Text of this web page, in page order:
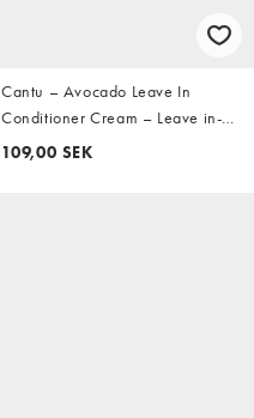
Cantu – Avocado Leave In
Conditioner Cream – Leave in-
balsam 340g
109,00 SEK